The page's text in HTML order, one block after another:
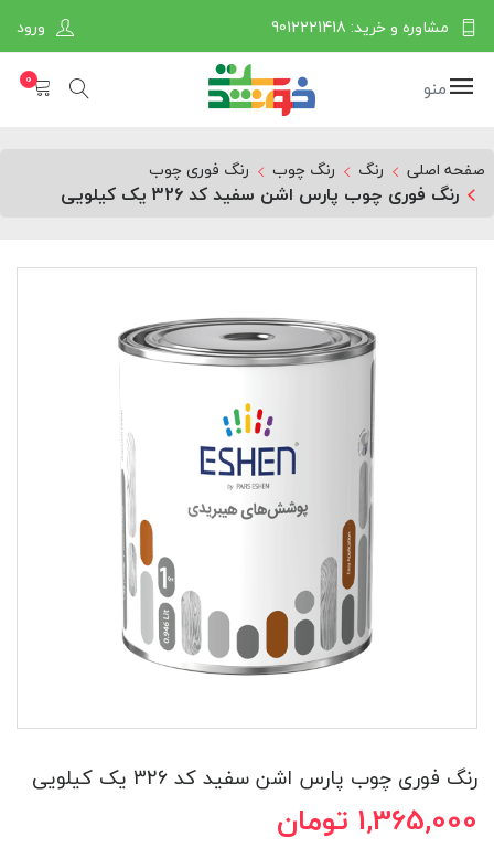
مشاوره و خرید: 9012221418 ورود
منو 0
صفحه اصلی رنگ رنگ چوب رنگ فوری چوب
رنگ فوری چوب پارس اشن سفید کد 326 یک کیلویی
رنگ فوری چوب پارس اشن سفید کد 326 یک کیلویی
1,365,000 تومان